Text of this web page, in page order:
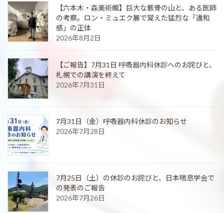
【六本木・森美術館】巨大な骸骨の山と、ある医師
の考察。ロン・ミュエク展で覚えた猛烈な「違和
感」の正体
2026年8月2日
【ご報告】7月31日 呼吸器内科休診へのお詫びと、
札幌での講演を終えて
2026年7月31日
7月31日（金）呼吸器内科休診のお知らせ
2026年7月28日
7月25日（土）の休診のお詫びと、日本喘息学会で
の発表のご報告
2026年7月26日